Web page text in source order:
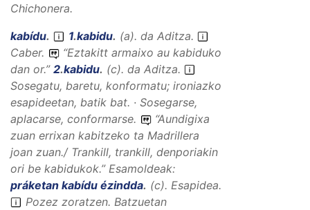
Chichonera.
kabídu. 1.kabidu. (a). da Aditza.
Caber.
“Eztakitt armaixo au kabiduko
dan or.” 2.kabidu. (c). da Aditza.
Sosegatu, baretu, konformatu; ironiazko
esapideetan, batik bat. · Sosegarse,
aplacarse, conformarse.
“Aundigixa
zuan errixan kabitzeko ta Madrillera
joan zuan./ Trankill, trankill, denporiakin
ori be kabidukok.” Esamoldeak:
práketan kabídu ézindda. (c). Esapidea.
Pozez zoratzen. Batzuetan